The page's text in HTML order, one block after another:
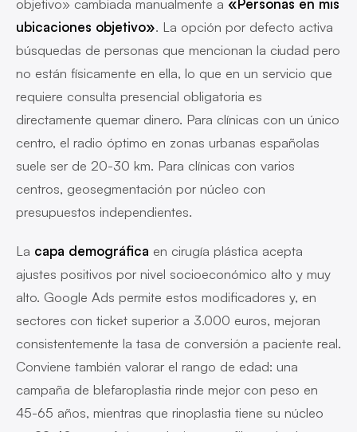
objetivo» cambiada manualmente a «Personas en mis
ubicaciones objetivo». La opción por defecto activa
búsquedas de personas que mencionan la ciudad pero
no están físicamente en ella, lo que en un servicio que
requiere consulta presencial obligatoria es
directamente quemar dinero. Para clínicas con un único
centro, el radio óptimo en zonas urbanas españolas
suele ser de 20-30 km. Para clínicas con varios
centros, geosegmentación por núcleo con
presupuestos independientes.
La capa demográfica en cirugía plástica acepta
ajustes positivos por nivel socioeconómico alto y muy
alto. Google Ads permite estos modificadores y, en
sectores con ticket superior a 3.000 euros, mejoran
consistentemente la tasa de conversión a paciente real.
Conviene también valorar el rango de edad: una
campaña de blefaroplastia rinde mejor con peso en
45-65 años, mientras que rinoplastia tiene su núcleo